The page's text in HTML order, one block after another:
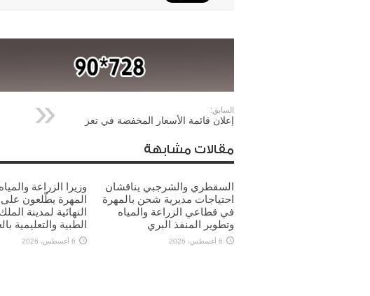
السابق:
إعلان قائمة الأسعار المخفضة في تعز
مقالات مشابهة
السقطري والشرجبي يناقشان
احتياجات مديرية شحن بالمهرة
في قطاعي الزراعة والمياه
وتطوير المنفذ البري
6 أغسطس، 2026
وزيرا الزراعة
المهرة يطّلعون على
النهائية لمدينة
الطبية والتعليمية
6 أغسطس، 2026